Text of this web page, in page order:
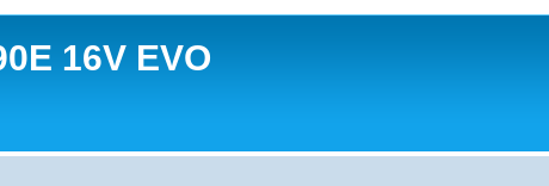
16V EVO